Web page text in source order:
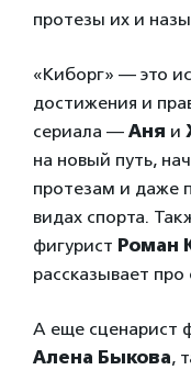
протезы их и
«Киборг» — это
достижения и
сериала — Аня и
на новый путь,
протезам и даже
видах спорта.
фигурист Роман
рассказывает про
А еще сценарист
Алена Быкова,